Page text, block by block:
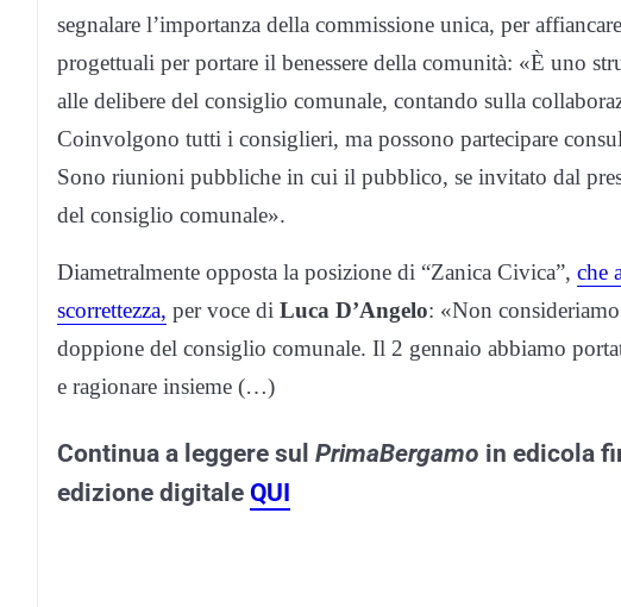
segnalare l’importanza della commissione unica, per
progettuali per portare il benessere della comunità: «È uno
alle delibere del consiglio comunale, contando sulla
Coinvolgono tutti i consiglieri, ma possono partecipare
Sono riunioni pubbliche in cui il pubblico, se invitato dal
del consiglio comunale».
Diametralmente opposta la posizione di “Zanica Civica”, che
scorrettezza, per voce di Luca D’Angelo: «Non
doppione del consiglio comunale. Il 2 gennaio abbiamo
e ragionare insieme (…)
Continua a leggere sul PrimaBergamo in edicola
edizione digitale QUI